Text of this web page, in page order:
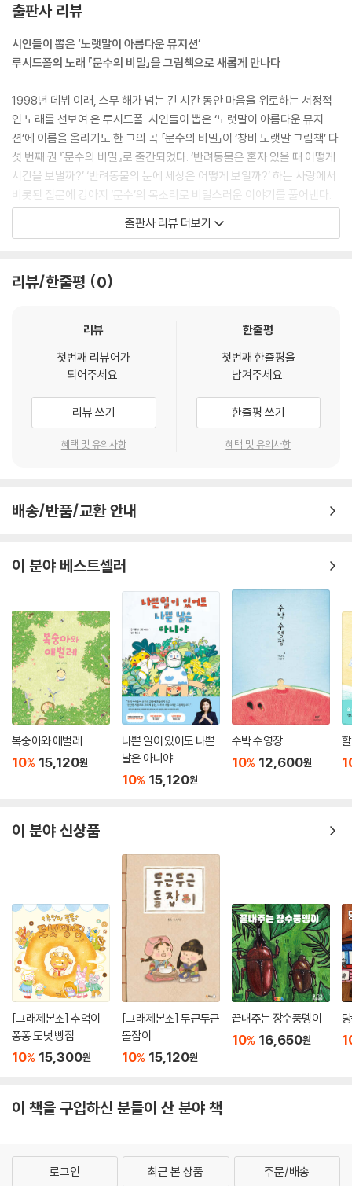
출판사 리뷰
시인들이 뽑은 ‘노랫말이 아름다운 뮤지션’
루시드폴의 노래 「문수의 비밀」을 그림책으로 새롭게 만나다
1998년 데뷔 이래, 스무 해가 넘는 긴 시간 동안 마음을 위로하는 서정적
인 노래를 선보여 온 루시드폴. 시인들이 뽑은 ‘노랫말이 아름다운 뮤지
션’에 이름을 올리기도 한 그의 곡 「문수의 비밀」이 ‘창비 노랫말 그림책’ 다
섯 번째 권 『문수의 비밀』로 출간되었다. ‘반려동물은 혼자 있을 때 어떻게
시간을 보낼까?’ ‘반려동물의 눈에 세상은 어떻게 보일까?’ 하는 사랑에서
비롯된 질문에 강아지 ‘문수’의 목소리로 비밀스러운 이야기를 풀어낸다.
문수가 소중하게 간직하고 있는 반려인을 향한 애정이 독자에게 온기를 전
하며 곁에서 따스하고 순수한 사랑을 보내는 ‘가족’의 의미를 되새기게 한
요즘 문수는 저 몰래 SNS 계정을 만들고 동영상 채널을 즐겨 보는 것 같아
널이 시청 기록에 남아 있었거든요. 정말이에요. 모르긴 몰라도 문수뿐 아
“아빠는 나의 첫사랑 아빠는 나의 큰 우주”
‘함께’이기에 웃을 수 있는 보드라운 날들
강아지 ‘문수’는 반려인 ‘아빠’가 집을 비울 때마다 티브이도 보고, 책도 읽
모”르는 아빠에게 섭섭함을 느끼기도 한다. 그럼에도 불구하고 자신에게
난 순간부터 성장하는 모든 순간을 기록한 아빠의 사진 앨범과 문수를 바
라볼 때마다 빙그레 미소 짓고 있는 아빠의 얼굴 등 책 곳곳에서 문수를 향
한 아빠의 애정 또한 유감없이 드러난다. 그림책 『문수의 비밀』은 반려동
물과의 추억을 간직한 독자는 물론 소중한 이들과 ‘함께’이기에 웃을 수 있
는 모두에게 보드라운 시간을 선물할 것이다.
한국 그림책을 대표하는 작가 김동수가 그린 사랑의 마음
김동수 작가는 2002년 『감기 걸린 날』을 시작으로 『천하무적 고무동력
기』 『엄마랑 뽀뽀』 『잘 가, 안녕』 등 창작 그림책을 꾸준히 펴내며 어린이의
단단한 마음과 자유로운 상상 세계를 그려 왔다. 김동수 작가의 그림책들
은 2005년 프랑크푸르트 국제도서전, 2016년 과달라하라 국제도서전, 2
서도 따뜻한 상상이 노랫말의 행간을 빼곡히 채우며 그림책 『문수의 비밀』
작가는 침대에 나란히 잠든 ‘문수’와 ‘아빠’의 모습으로 이야기를 시작한다.
방바닥에는 뮤지션인 ‘아빠’의 바쁜 하루를 짐작게 하는 악보들이 이리저
리 흩어져 있다. 책장을 넘기면 문수는 머리에 헤드 랜턴을 낀 채 유유히 방
을 빠져나가고, 문수가 떠난 이부자리에는 문수가 아빠를 위해 정리해 둔
악보들이 반듯하게 놓여 있다. 아빠가 붙잡고 있던 악보에 작가는 「문수의
비밀」이라는 제목을 붙여 놓았다. 아빠가 자리를 비운 장면에서도 어딘가
에서 애정 어린 눈으로 문수를 바라보고 있을 아빠를 그려 보게 하는 장치
다. 문수와 아빠가 함께 등장하는 장면에서 둘은 언제나 서로를 마주보거
나, 몸을 맞대거나, 산책 줄로 연결되어 있다. 두 주인공의 서로를 향한 애
틋한 마음은 김동수 작가의 묘사 덕분에 책장을 넘어 독자의 가슴에 생생
트에 연결되어 있지 않은 코드, 옆집에 사는 늠름한 강아지 형처럼 되고 싶
어 문수가 얼굴에 천연덕스럽게 붙인 커다란 팩 등 아기자기한 요소들이
트와 유머가 빛나는 두 작가가 글과 그림으로 함께 연주한 다정한 합주곡
과 같은 그림책이다.
출판사 리뷰 더보기
리뷰/한줄평 0
리뷰
첫번째 리뷰어가
되어주세요.
리뷰 쓰기
혜택 및 유의사항
한줄평
첫번째 한줄평을
남겨주세요.
한줄평 쓰기
혜택 및 유의사항
배송/반품/교환 안내
이 분야 베스트셀러
복숭아와 애벌레
10% 15,120원
나쁜 일이 있어도 나쁜
날은 아니야
10% 15,120원
수박 수영장
10% 12,600원
이 분야 신상품
[그래제본소] 추억이
퐁퐁 도넛 빵집
10% 15,300원
[그래제본소] 두근두근
돌잡이
10% 15,120원
끝내주는 장수풍뎅이
10% 16,650원
이 책을 구입하신 분들이 산 분야 책
로그인 최근 본 상품 주문/배송